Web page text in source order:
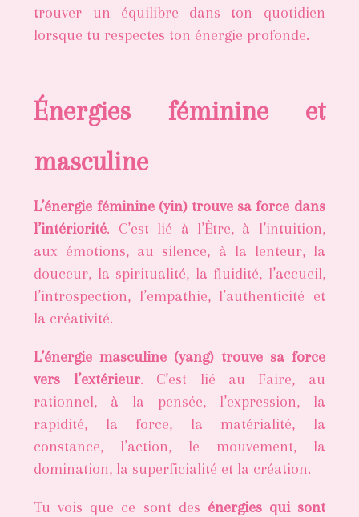
trouver un équilibre dans ton quotidien
lorsque tu respectes ton énergie profonde.
Énergies féminine et
masculine
L’énergie féminine (yin) trouve sa force dans
l’intériorité. C’est lié à l’Être, à l’intuition,
aux émotions, au silence, à la lenteur, la
douceur, la spiritualité, la fluidité, l’accueil,
l’introspection, l’empathie, l’authenticité et
la créativité.
L’énergie masculine (yang) trouve sa force
vers l’extérieur. C’est lié au Faire, au
rationnel, à la pensée, l’expression, la
rapidité, la force, la matérialité, la
constance, l’action, le mouvement, la
domination, la superficialité et la création.
Tu vois que ce sont des énergies qui sont